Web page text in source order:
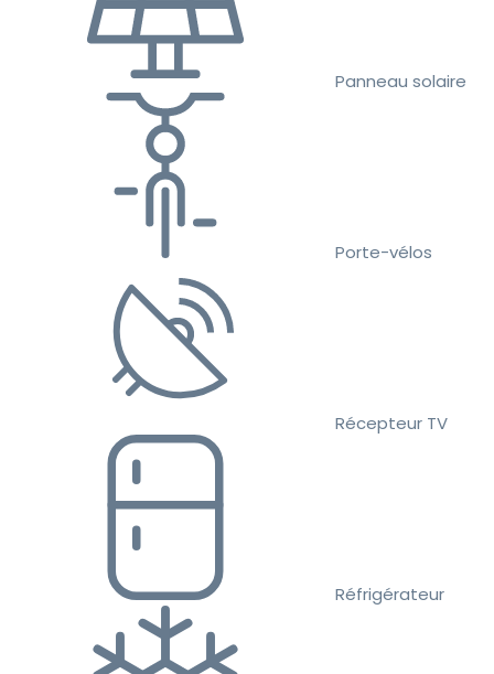
Panneau solaire
Porte-vélos
Récepteur TV
Réfrigérateur